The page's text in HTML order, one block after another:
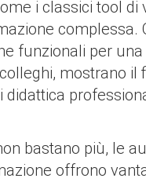
i classici tool di
complessa.
funzionali per una
mostrano il
didattica
bastano più, le
offrono